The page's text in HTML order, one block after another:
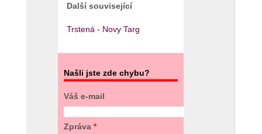
Další související
Trstená - Novy Targ
Našli jste zde chybu?
Váš e-mail
Zpráva *